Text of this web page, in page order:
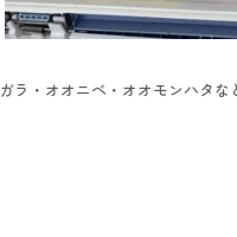
ラ・オオニベ・オオモンハタ